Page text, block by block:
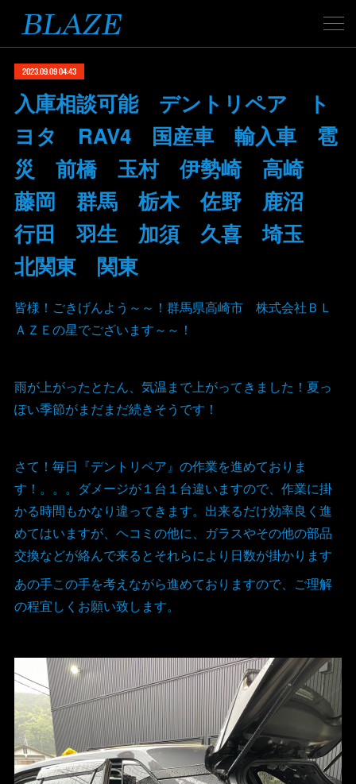
2023.09.09 04:43
入庫相談可能 デントリペア ト
ヨタ RAV4 国産車 輸入車 雹
災 前橋 玉村 伊勢崎 高崎
藤岡 群馬 栃木 佐野 鹿沼
行田 羽生 加須 久喜 埼玉
北関東 関東
皆様！ごきげんよう～～！群馬県高崎市 株式会社ＢＬ
ＡＺＥの星でございます～～！
雨が上がったとたん、気温まで上がってきました！夏っ
ぽい季節がまだまだ続きそうです！
さて！毎日『デントリペア』の作業を進めておりま
す！。。。ダメージが１台１台違いますので、作業に掛
かる時間もかなり違ってきます。出来るだけ効率良く進
めてはいますが、ヘコミの他に、ガラスやその他の部品
交換などが絡んで来るとそれらにより日数が掛かります
あの手この手を考えながら進めておりますので、ご理解
の程宜しくお願い致します。